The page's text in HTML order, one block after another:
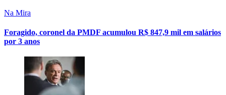
Na Mira
Foragido, coronel da PMDF acumulou R$ 847,9 mil em salários
por 3 anos